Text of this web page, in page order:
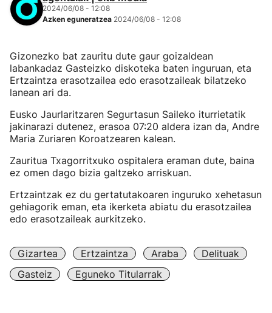
2024/06/08 - 12:08
Azken eguneratzea 2024/06/08 - 12:08
Gizonezko bat zauritu dute gaur goizaldean
labankadaz Gasteizko diskoteka baten inguruan, eta
Ertzaintza erasotzailea edo erasotzaileak bilatzeko
lanean ari da.
Eusko Jaurlaritzaren Segurtasun Saileko iturrietatik
jakinarazi dutenez, erasoa 07:20 aldera izan da, Andre
Maria Zuriaren Koroatzearen kalean.
Zauritua Txagorritxuko ospitalera eraman dute, baina
ez omen dago bizia galtzeko arriskuan.
Ertzaintzak ez du gertatutakoaren inguruko xehetasun
gehiagorik eman, eta ikerketa abiatu du erasotzailea
edo erasotzaileak aurkitzeko.
Gizartea Ertzaintza Araba
Delituak
Gasteiz
Eguneko Titularrak